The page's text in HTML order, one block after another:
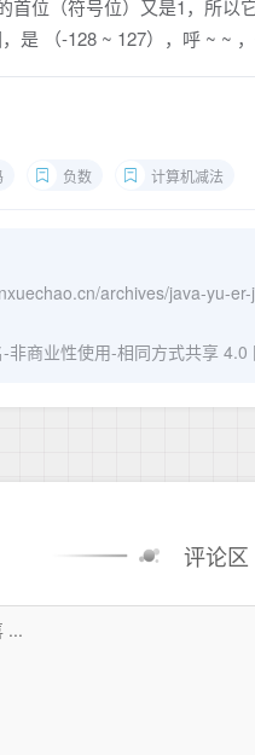
首位（符号位）又是1，所以
是 （-128 ~ 127），呼 ~ ~
负数 计算机减法
archives/java-yu-
-非商业性使用-相同方式共享 4.0
评论区